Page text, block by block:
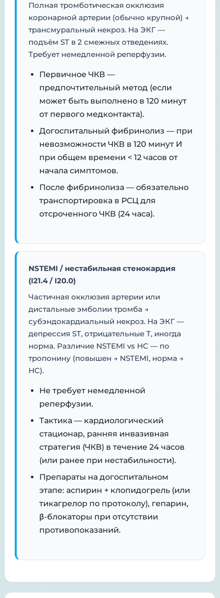
Полная тромботическая окклюзия
коронарной артерии (обычно крупной) →
трансмуральный некроз. На ЭКГ —
подъём ST в 2 смежных отведениях.
Требует немедленной реперфузии.
Первичное ЧКВ —
предпочтительный метод (если
может быть выполнено в 120 минут
от первого медконтакта).
Догоспитальный фибринолиз — при
невозможности ЧКВ в 120 минут И
при общем времени < 12 часов от
начала симптомов.
После фибринолиза — обязательно
транспортировка в РСЦ для
отсроченного ЧКВ (24 часа).
NSTEMI / нестабильная стенокардия
(I21.4 / I20.0)
Частичная окклюзия артерии или
дистальные эмболии тромба →
субэндокардиальный некроз. На ЭКГ —
депрессия ST, отрицательные T, иногда
норма. Различие NSTEMI vs НС — по
тропонину (повышен → NSTEMI, норма →
НС).
Не требует немедленной
реперфузии.
Тактика — кардиологический
стационар, ранняя инвазивная
стратегия (ЧКВ) в течение 24 часов
(или ранее при нестабильности).
Препараты на догоспитальном
этапе: аспирин + клопидогрель (или
тикагрелор по протоколу), гепарин,
β-блокаторы при отсутствии
противопоказаний.